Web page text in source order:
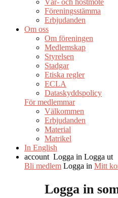
Vår- och höstmöte
Föreningsstämma
Erbjudanden
Om oss
Om föreningen
Medlemskap
Styrelsen
Stadgar
Etiska regler
ECLA
Dataskyddspolicy
För medlemmar
Välkommen
Erbjudanden
Material
Matrikel
In English
account Logga in Logga ut
Bli medlem Logga in Mitt
Logga in